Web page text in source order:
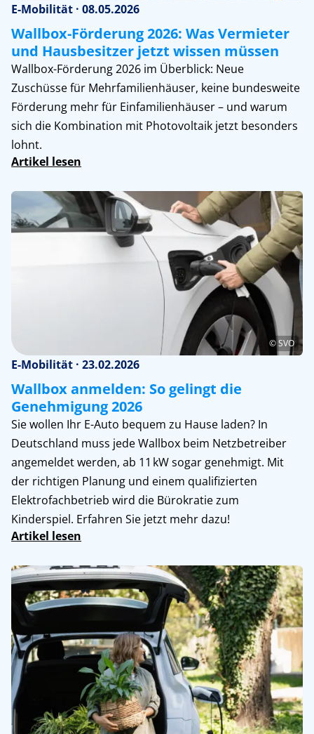
E-Mobilität · 08.05.2026
Wallbox-Förderung 2026: Was Vermieter
und Hausbesitzer jetzt wissen müssen
Wallbox-Förderung 2026 im Überblick: Neue
Zuschüsse für Mehrfamilienhäuser, keine bundesweite
Förderung mehr für Einfamilienhäuser – und warum
sich die Kombination mit Photovoltaik jetzt besonders
lohnt.
Artikel lesen
© SVO
E-Mobilität · 23.02.2026
Wallbox anmelden: So gelingt die
Genehmigung 2026
Sie wollen Ihr E-Auto bequem zu Hause laden? In
Deutschland muss jede Wallbox beim Netzbetreiber
angemeldet werden, ab 11 kW sogar genehmigt. Mit
der richtigen Planung und einem qualifizierten
Elektrofachbetrieb wird die Bürokratie zum
Kinderspiel. Erfahren Sie jetzt mehr dazu!
Artikel lesen